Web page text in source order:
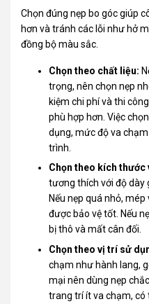
Chọn đúng nẹp bo góc giúp
hơn và tránh các lỗi như hở
đồng bộ màu sắc.
Chọn theo chất liệu:
trọng, nên chọn nẹp
kiệm chi phí và thi
phù hợp hơn. Việc
dụng, mức độ va
trình.
Chọn theo kích thước
tương thích với độ dày
Nếu nẹp quá nhỏ,
được bảo vệ tốt. Nếu
bị thô và mất cân đối.
Chọn theo vị trí sử
chạm như hành lang,
mại nên dùng nẹp
trang trí ít va chạm, có